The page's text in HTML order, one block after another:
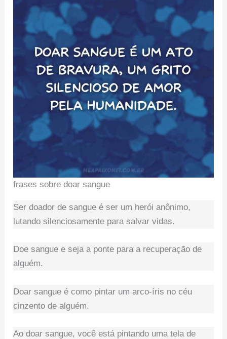
frases sobre doar sangue
Ser doador de sangue é ser um herói anônimo,
lutando silenciosamente para salvar vidas.
Doe sangue e seja a ponte para a recuperação de
alguém.
Doar sangue é como pintar um arco-íris no céu
cinzento de alguém.
Ao doar sangue, você está pintando uma tela de